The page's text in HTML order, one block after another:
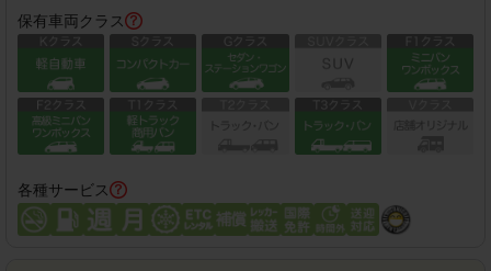
保有車両クラス
各種サービス